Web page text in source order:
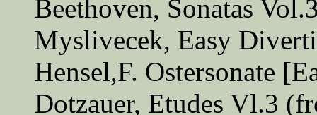
Beethoven, Sonatas
Myslivecek, Easy
Hensel,F. Ostersonate
Dotzauer, Etudes Vl.3